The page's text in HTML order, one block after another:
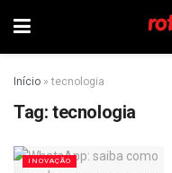
Início »tecnologia
Tag: tecnologia
INOVAÇÃO